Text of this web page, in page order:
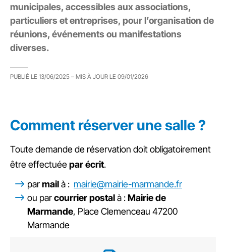
municipales, accessibles aux associations,
particuliers et entreprises, pour l’organisation de
réunions, événements ou manifestations
diverses.
PUBLIÉ LE 13/06/2025 – MIS À JOUR LE 09/01/2026
Comment réserver une salle ?
Toute demande de réservation doit obligatoirement
être effectuéepar écrit.
parmailà : mairie@mairie-marmande.fr
ou parcourrier postalà :Mairie de
Marmande, Place Clemenceau 47200
Marmande